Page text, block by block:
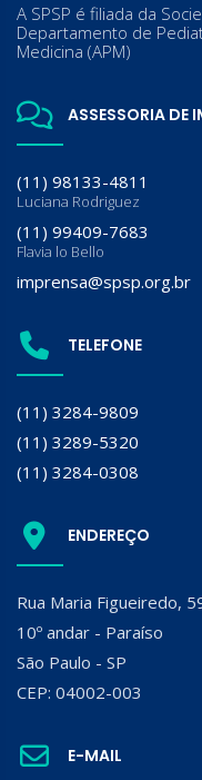
A SPSP é filiada da
Departamento de
Medicina (APM)
ASSESSORIA DE
(11) 98133-4811
Luciana Rodriguez
(11) 99409-7683
Flavia lo Bello
imprensa@spsp.org.br
TELEFONE
(11) 3284-9809
(11) 3289-5320
(11) 3284-0308
ENDEREÇO
Rua Maria Figueiredo,
10º andar - Paraíso
São Paulo - SP
CEP: 04002-003
E-MAIL